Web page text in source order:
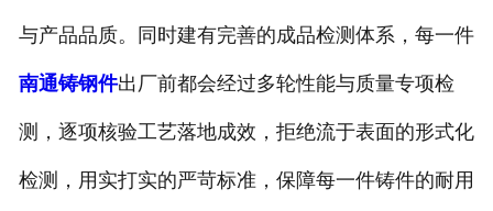
与产品品质。同时建有完善的成品检测体系，每一件
南通铸钢件出厂前都会经过多轮性能与质量专项检
测，逐项核验工艺落地成效，拒绝流于表面的形式化
检测，用实打实的严苛标准，保障每一件铸件的耐用